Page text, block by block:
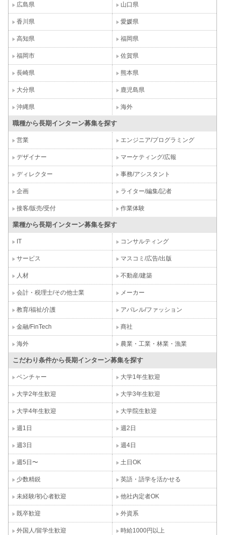
広島県 山口県
香川県 愛媛県
高知県 福岡県
福岡市 佐賀県
長崎県 熊本県
大分県 鹿児島県
沖縄県 海外
職種から長期インターン募集を探す
営業 エンジニア/プログラミング
デザイナー マーケティング/広報
ディレクター 事務/アシスタント
企画 ライター/編集/記者
接客/販売/受付 作業体験
業種から長期インターン募集を探す
IT コンサルティング
サービス マスコミ/広告/出版
人材 不動産/建築
会計・税理士/その他士業 メーカー
教育/福祉/介護 アパレル/ファッション
金融/FinTech 商社
海外 農業・工業・林業・漁業
こだわり条件から長期インターン募集を探す
ベンチャー 大学1年生歓迎
大学2年生歓迎 大学3年生歓迎
大学4年生歓迎 大学院生歓迎
週1日 週2日
週3日 週4日
週5日〜 土日OK
少数精鋭 英語・語学を活かせる
未経験/初心者歓迎 他社内定者OK
既卒歓迎 外資系
外国人/留学生歓迎 時給1000円以上